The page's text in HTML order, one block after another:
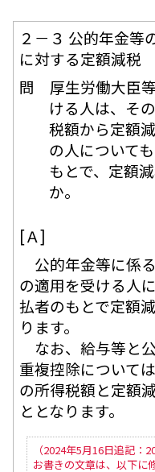
２－３ 公的年金等
に対する定額減税
問 厚生労働大臣
ける人は、そ
税額から定額
の人について
もとで、定額
か。
[Ａ]
公的年金等に係
の適用を受ける人
払者のもとで定額
ります。
なお、給与等と
重複控除について
の所得税額と定額
ととなります。
（2024年5月16日追記：
お書きの文章は、以下に